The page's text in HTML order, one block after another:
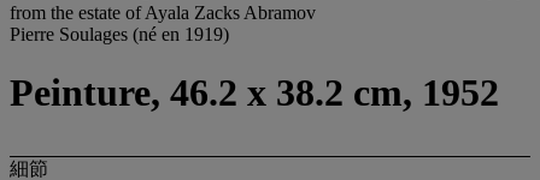
from the estate of Ayala Zacks Abramov
Pierre Soulages (né en 1919)
Peinture, 46.2 x 38.2 cm, 1952
細節